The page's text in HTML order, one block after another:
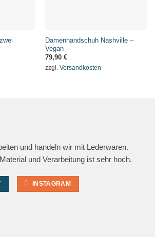
Damenhandschuh Nashville –
Vegan
79,90 €
zzgl. Versandkosten
und handeln wir mit Lederwaren.
und Verarbeitung ist sehr hoch.
INSTAGRAM